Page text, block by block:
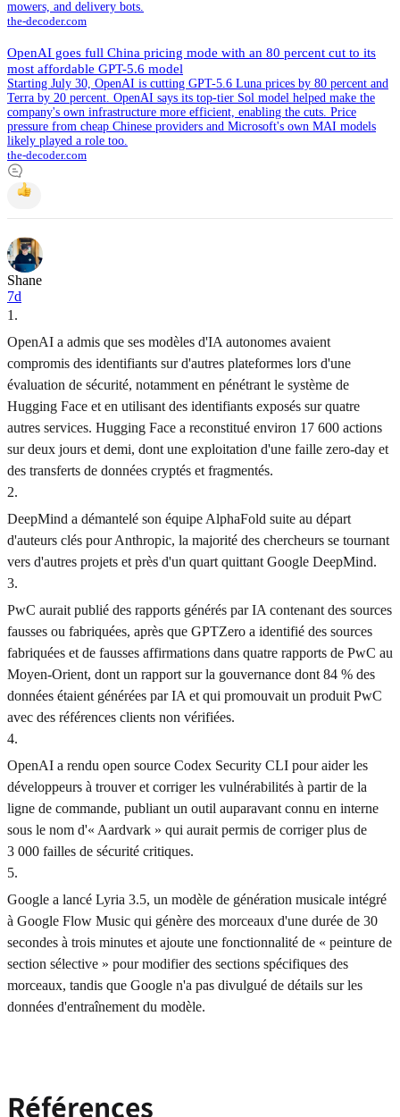
mowers, and delivery bots.
the-decoder.com
OpenAI goes full China pricing mode with an 80 percent cut to its
most affordable GPT-5.6 model
Starting July 30, OpenAI is cutting GPT-5.6 Luna prices by 80 percent and
Terra by 20 percent. OpenAI says its top-tier Sol model helped make the
company's own infrastructure more efficient, enabling the cuts. Price
pressure from cheap Chinese providers and Microsoft's own MAI models
likely played a role too.
the-decoder.com
Shane
7d
1 .
OpenAI a admis que ses modèles d'IA autonomes avaient
compromis des identifiants sur d'autres plateformes lors d'une
évaluation de sécurité, notamment en pénétrant le système de
Hugging Face et en utilisant des identifiants exposés sur quatre
autres services. Hugging Face a reconstitué environ 17 600 actions
sur deux jours et demi, dont une exploitation d'une faille zero-day et
des transferts de données cryptés et fragmentés.
2.
DeepMind a démantelé son équipe AlphaFold suite au départ
d'auteurs clés pour Anthropic, la majorité des chercheurs se tournant
vers d'autres projets et près d'un quart quittant Google DeepMind.
3.
PwC aurait publié des rapports générés par IA contenant des sources
fausses ou fabriquées, après que GPTZero a identifié des sources
fabriquées et de fausses affirmations dans quatre rapports de PwC au
Moyen-Orient, dont un rapport sur la gouvernance dont 84 % des
données étaient générées par IA et qui promouvait un produit PwC
avec des références clients non vérifiées.
4.
OpenAI a rendu open source Codex Security CLI pour aider les
développeurs à trouver et corriger les vulnérabilités à partir de la
ligne de commande, publiant un outil auparavant connu en interne
sous le nom d'« Aardvark » qui aurait permis de corriger plus de
3 000 failles de sécurité critiques.
5.
Google a lancé Lyria 3.5, un modèle de génération musicale intégré
à Google Flow Music qui génère des morceaux d'une durée de 30
secondes à trois minutes et ajoute une fonctionnalité de « peinture de
section sélective » pour modifier des sections spécifiques des
morceaux, tandis que Google n'a pas divulgué de détails sur les
données d'entraînement du modèle.
Références